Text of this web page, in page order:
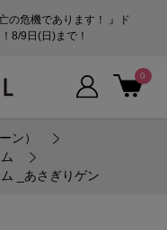
の危機であります！ 』ド
8/9日(日)まで！
0
ン）
_あさぎりゲン